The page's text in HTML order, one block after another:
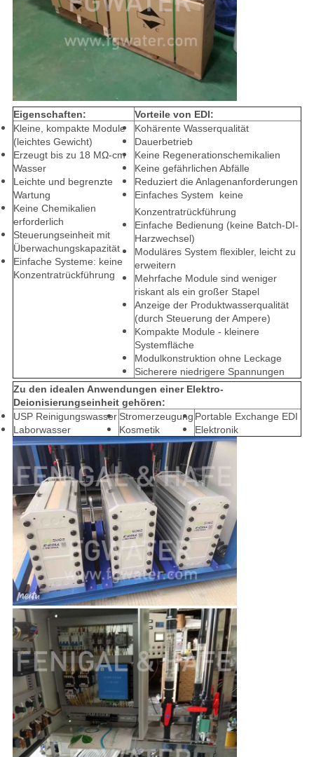
Eigenschaften:
Vorteile von EDI:
Kleine, kompakte Module
(leichtes Gewicht)
Erzeugt bis zu 18 MΩ-cm
Wasser
Leichte und begrenzte
Wartung
Keine Chemikalien
erforderlich
Steuerungseinheit mit
Überwachungskapazität
Einfache Systeme: keine
Konzentratrückführung
Kohärente Wasserqualität
Dauerbetrieb
Keine Regenerationschemikalien
Keine gefährlichen Abfälle
Reduziert die Anlagenanforderungen
Einfaches System  keine
Konzentratrückführung
Einfache Bedienung (keine Batch-DI-
Harzwechsel)
Moduläres System flexibler, leicht zu
erweitern
Mehrfache Module sind weniger
riskant als ein großer Stapel
Anzeige der Produktwasserqualität
(durch Steuerung der Ampere)
Kompakte Module - kleinere
Systemfläche
Modulkonstruktion ohne Leckage
Sicherere niedrigere Spannungen
Zu den idealen Anwendungen einer Elektro-
Deionisierungseinheit gehören:
USP Reinigungswasser
Laborwasser
Stromerzeugung
Kosmetik
Portable Exchange EDI
Elektronik